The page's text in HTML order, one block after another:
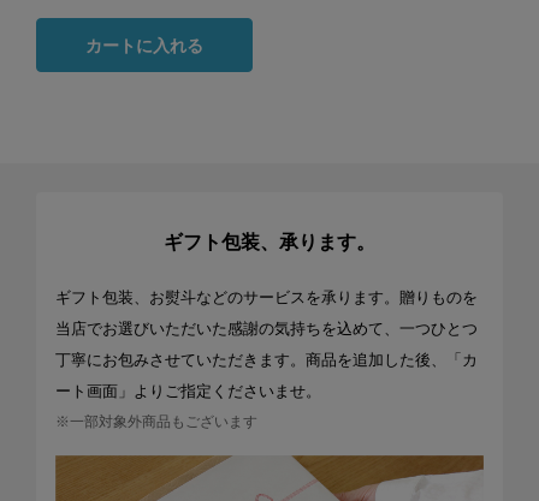
カートに入れる
ギフト包装、承ります。
ギフト包装、お熨斗などのサービスを承ります。贈りものを
当店でお選びいただいた感謝の気持ちを込めて、一つひとつ
丁寧にお包みさせていただきます。商品を追加した後、「カ
ート画面」よりご指定くださいませ。
※一部対象外商品もございます